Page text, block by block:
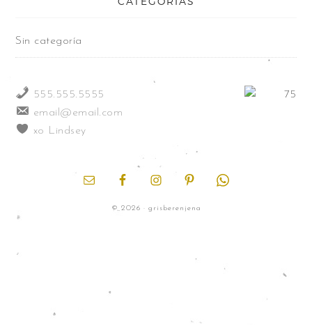
Sin categoría
555.555.5555
email@email.com
xo Lindsey
© 2026 · grisberenjena